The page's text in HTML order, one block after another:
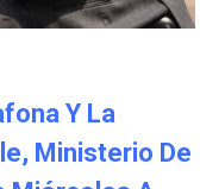
Y La
Ministerio De